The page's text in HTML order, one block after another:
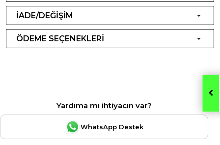
İADE/DEĞİŞİM
ÖDEME SEÇENEKLERİ
Yardıma mı ihtiyacın var?
WhatsApp Destek